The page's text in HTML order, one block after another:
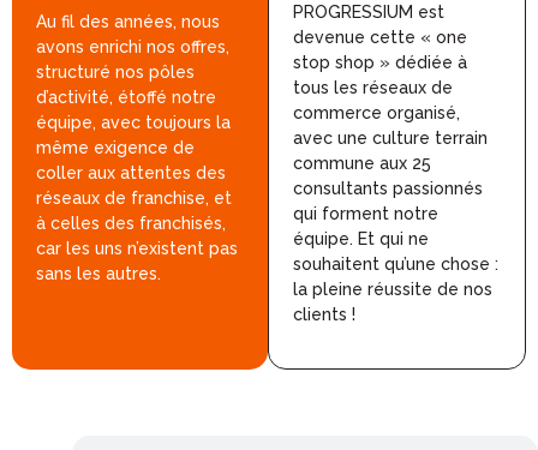
Au fil des années, nous
avons enrichi nos offres,
structuré nos pôles
d’activité, étoffé notre
équipe, avec toujours la
même exigence de
coller aux attentes des
réseaux de franchise, et
à celles des franchisés,
car les uns n’existent pas
sans les autres.
PROGRESSIUM est
devenue cette « one
stop shop » dédiée à
tous les réseaux de
commerce organisé,
avec une culture terrain
commune aux 25
consultants passionnés
qui forment notre
équipe. Et qui ne
souhaitent qu’une chose :
la pleine réussite de nos
clients !